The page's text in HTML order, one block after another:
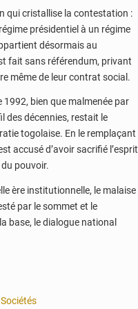
qui cristallise la contestation :
présidentiel à un régime
désormais au
fait sans référendum, privant
même de leur contrat social.
1992, bien que malmenée par
des décennies, restait le
togolaise. En le remplaçant
accusé d’avoir sacrifié l’esprit
pouvoir.
ère institutionnelle, le malaise
par le sommet et le
base, le dialogue national